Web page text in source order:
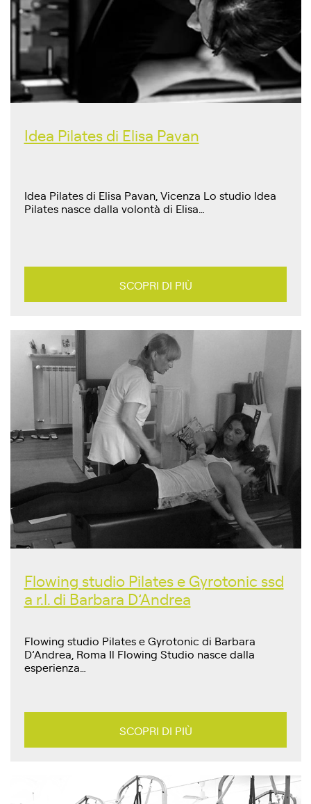
Idea Pilates di Elisa Pavan
Idea Pilates di Elisa Pavan, Vicenza Lo studio Idea
Pilates nasce dalla volontà di Elisa…
SCOPRI DI PIÙ
Flowing studio Pilates e Gyrotonic ssd
a r.l. di Barbara D’Andrea
Flowing studio Pilates e Gyrotonic di Barbara
D’Andrea, Roma Il Flowing Studio nasce dalla
esperienza…
SCOPRI DI PIÙ